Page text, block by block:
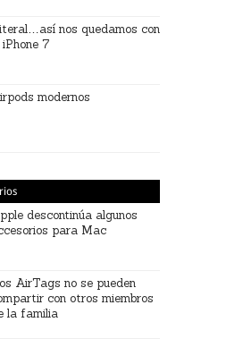
nos quedamos con
iPhone 7
modernos
descontinúa algunos
para Mac
AirTags no se pueden
con otros miembros
la familia